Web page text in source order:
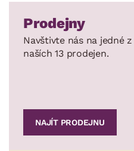
Prodejny
Navštivte nás na jedné z
naších 13 prodejen.
NAJÍT PRODEJNU